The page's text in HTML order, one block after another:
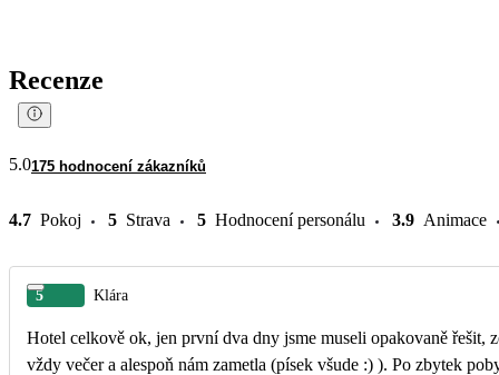
Recenze
5.0175 hodnocení zákazníků
4.7 Pokoj 5 Strava 5 Hodnocení personálu 3.9 Animace
5 Klára
Hotel celkově ok, jen první dva dny jsme museli opakovaně řešit,
vždy večer a alespoň nám zametla (písek všude :) ). Po zbytek